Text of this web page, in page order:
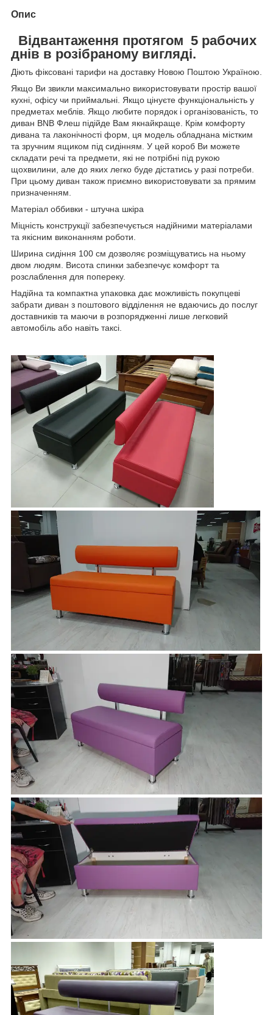
Опис
Відвантаження протягом 5 рабочих
днів в розібраному вигляді.
Діють фіксовані тарифи на доставку Новою Поштою Україною.
Якщо Ви звикли максимально використовувати простір вашої
кухні, офісу чи приймальні. Якщо цінуєте функціональність у
предметах меблів. Якщо любите порядок і організованість, то
диван BNB Флеш підійде Вам якнайкраще. Крім комфорту
дивана та лаконічності форм, ця модель обладнана містким
та зручним ящиком під сидінням. У цей короб Ви можете
складати речі та предмети, які не потрібні під рукою
щохвилини, але до яких легко буде дістатись у разі потреби.
При цьому диван також приємно використовувати за прямим
призначенням.
Матеріал оббивки - штучна шкіра
Міцність конструкції забезпечується надійними матеріалами
та якісним виконанням роботи.
Ширина сидіння 100 см дозволяє розміщуватись на ньому
двом людям. Висота спинки забезпечує комфорт та
розслаблення для попереку.
Надійна та компактна упаковка дає можливість покупцеві
забрати диван з поштового відділення не вдаючись до послуг
доставників та маючи в розпорядженні лише легковий
автомобіль або навіть таксі.